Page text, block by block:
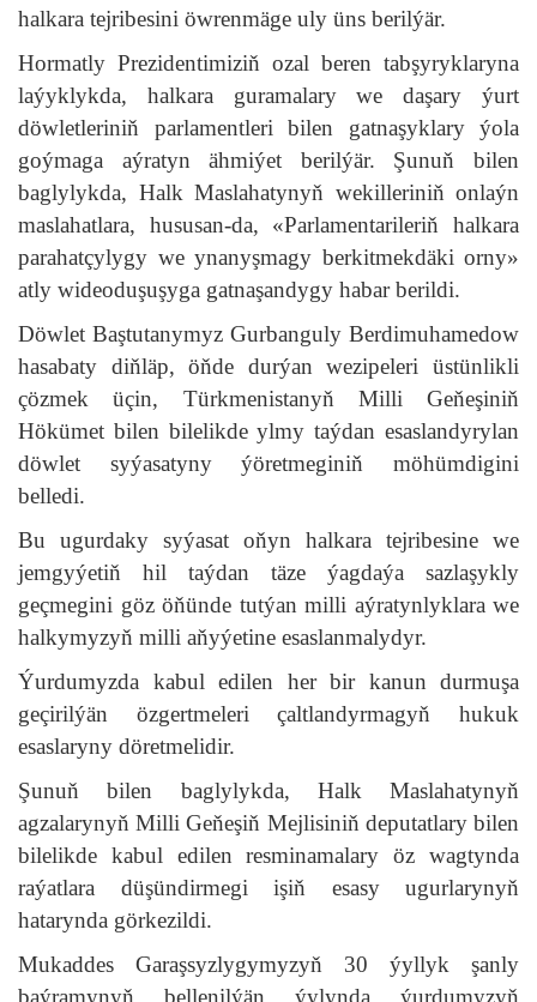
halkara tejribesini öwrenmäge uly üns berilýär.
Hormatly Prezidentimiziň ozal beren tabşyryklaryna
laýyklykda, halkara guramalary we daşary ýurt
döwletleriniň parlamentleri bilen gatnaşyklary ýola
goýmaga aýratyn ähmiýet berilýär. Şunuň bilen
baglylykda, Halk Maslahatynyň wekilleriniň onlaýn
maslahatlara, hususan-da, «Parlamentarileriň halkara
parahatçylygy we ynanyşmagy berkitmekdäki orny»
atly wideoduşuşyga gatnaşandygy habar berildi.
Döwlet Baştutanymyz Gurbanguly Berdimuhamedow
hasabaty diňläp, öňde durýan wezipeleri üstünlikli
çözmek üçin, Türkmenistanyň Milli Geňeşiniň
Hökümet bilen bilelikde ylmy taýdan esaslandyrylan
döwlet syýasatyny ýöretmeginiň möhümdigini
belledi.
Bu ugurdaky syýasat oňyn halkara tejribesine we
jemgyýetiň hil taýdan täze ýagdaýa sazlaşykly
geçmegini göz öňünde tutýan milli aýratynlyklara we
halkymyzyň milli aňyýetine esaslanmalydyr.
Ýurdumyzda kabul edilen her bir kanun durmuşa
geçirilýän özgertmeleri çaltlandyrmagyň hukuk
esaslaryny döretmelidir.
Şunuň bilen baglylykda, Halk Maslahatynyň
agzalarynyň Milli Geňeşiň Mejlisiniň deputatlary bilen
bilelikde kabul edilen resminamalary öz wagtynda
raýatlara düşündirmegi işiň esasy ugurlarynyň
hatarynda görkezildi.
Mukaddes Garaşsyzlygymyzyň 30 ýyllyk şanly
baýramynyň bellenilýän ýylynda ýurdumyzyň